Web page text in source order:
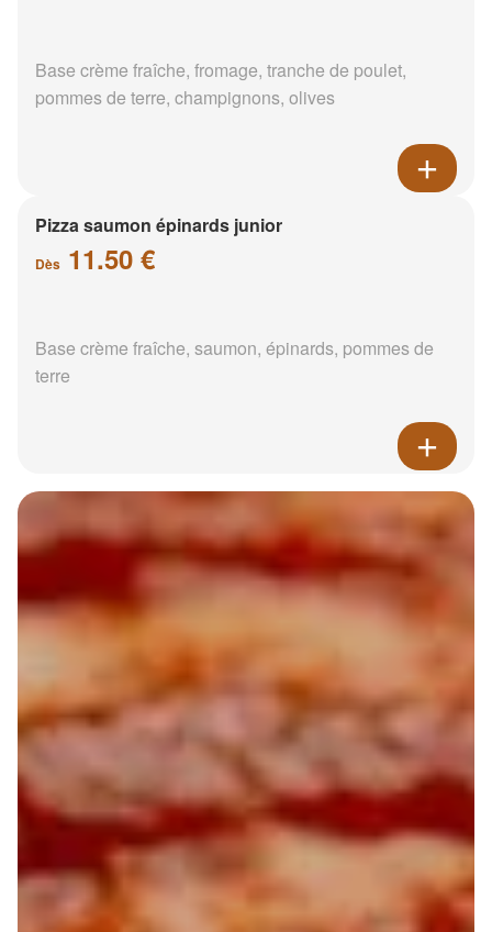
Base crème fraîche, fromage, tranche de poulet,
pommes de terre, champignons, olives
Pizza saumon épinards junior
Dès 11.50 €
Base crème fraîche, saumon, épinards, pommes de
terre